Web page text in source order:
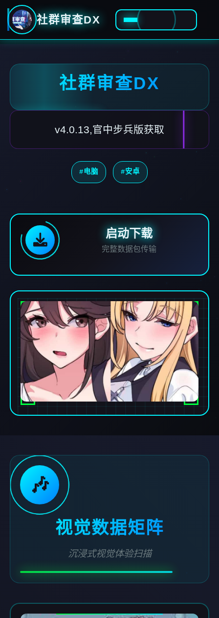
社群审查DX
社群审查DX
v4.0.13,官中步兵版获取
#电脑 #安卓
启动下载
完整数据包传输
🎶
视觉数据矩阵
沉浸式视觉体验扫描